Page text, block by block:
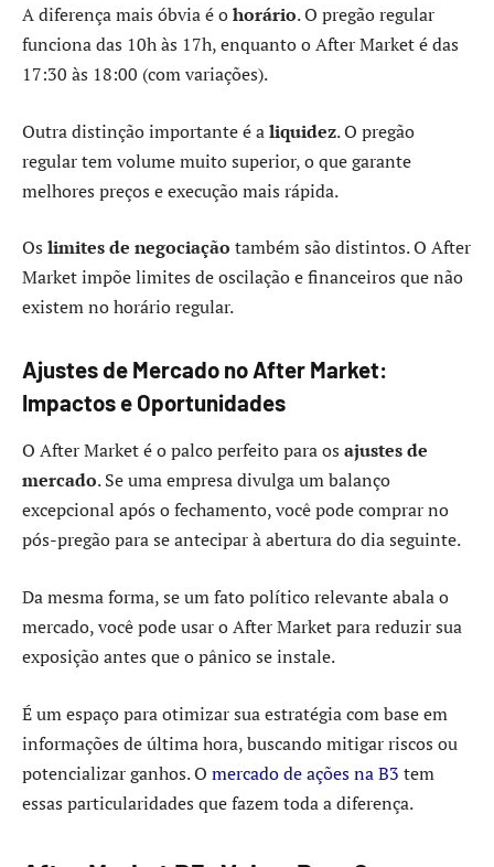
A diferença mais óbvia é ohorário. O pregão regular
funciona das 10h às 17h, enquanto o After Market é das
17:30 às 18:00 (com variações).
Outra distinção importante é aliquidez. O pregão
regular tem volume muito superior, o que garante
melhores preços e execução mais rápida.
Os limites de negociação também são distintos. O After
Market impõe limites de oscilação e financeiros que não
existem no horário regular.
Ajustes de Mercado no After Market:
Impactos e Oportunidades
O After Market é o palco perfeito para os ajustes de
mercado. Se uma empresa divulga um balanço
excepcional após o fechamento, você pode comprar no
pós-pregão para se antecipar à abertura do dia seguinte.
Da mesma forma, se um fato político relevante abala o
mercado, você pode usar o After Market para reduzir sua
exposição antes que o pânico se instale.
É um espaço para otimizar sua estratégia com base em
informações de última hora, buscando mitigar riscos ou
potencializar ganhos. O mercado de ações na B3 tem
essas particularidades que fazem toda a diferença.